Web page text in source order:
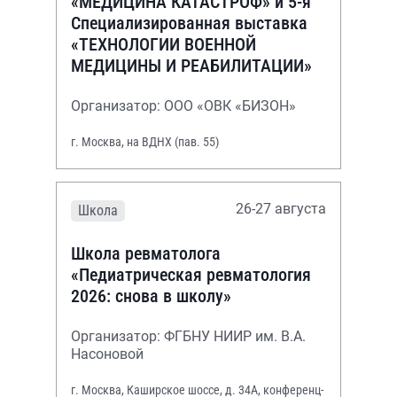
Специализированная выставка
«ТЕХНОЛОГИИ ВОЕННОЙ
МЕДИЦИНЫ И РЕАБИЛИТАЦИИ»
Организатор: ООО «ОВК «БИЗОН»
г. Москва, на ВДНХ (пав. 55)
Школа 26-27 августа
Школа ревматолога
«Педиатрическая ревматология
2026: снова в школу»
Организатор: ФГБНУ НИИР им. В.А.
Насоновой
г. Москва, Каширское шоссе, д. 34А, конференц-